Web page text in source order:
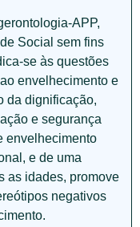
APP,
Social sem fins
se às questões
envelhecimento e
da dignificação,
e segurança
envelhecimento
e de uma
as idades, promove
negativos